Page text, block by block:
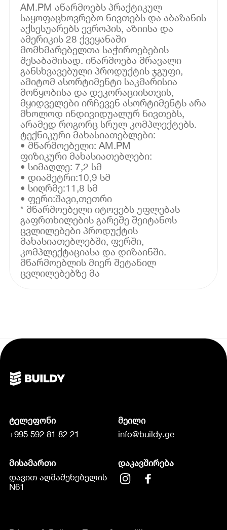
AM.PM აწარმოებს პრაქტიკულ
საყოფაცხოვრებო ნივთებს და აბაზანის
აქსესუარებს ევროპის, აზიისა და
ამერიკის 28 ქვეყანაში
მომხმარებელთა საჭიროებების
შესაბამისად. იწარმოება მრავალი
განსხვავებული პროდუქტის ჯგუფი,
ამიტომ ასორტიმენტი საკმარისია
მოწყობისა და დეკორაციისთვის,
მყიდველები ირჩევენ ასორტიმენტს არა
მხოლოდ ინდივიდუალურ ნივთებს,
არამედ როგორც სრულ კომპლექტებს.
ტექნიკური მახასიათებლები:
• მწარმოებელი: AM.PM
ფიზიკური მახასიათებლები:
• სიმაღლე: 7,2 სმ
• დიამეტრი:10,9 სმ
• სიღრმე:11,8 სმ
• ფერი:შავი,თეთრი
* მწარმოებელი იტოვებს უფლებას
გაფრთხილების გარეშე შეიტანოს
ცვლილებები პროდუქტის
მახასიათებლებში, ფერში,
კომპლექტაციასა და დიზაინში.
მწარმოებლის მიერ შეტანილ
ცვლილებებზე მა
ტელეფონი
+995 592 81 82 21
მეილი
info@buildy.ge
მისამართი
დავით აღმაშენებელის
N61
დაკავშირება